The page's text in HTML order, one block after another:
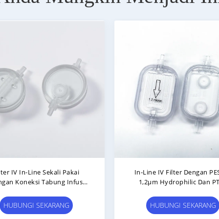
Filter Infus IV 0,2 Mikron
HUBUNGI SEKARANG
Filter In-Line IV Yang
Cahaya Filter In-Line Sekali
HUBUNGI SEKARANG